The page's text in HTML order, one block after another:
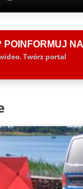
POINFORMUJ
Twórz portal